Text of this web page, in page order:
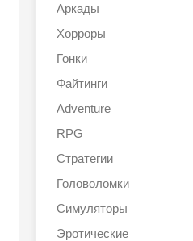
Аркады
Хорроры
Гонки
Файтинги
Adventure
RPG
Стратегии
Головоломки
Симуляторы
Эротические